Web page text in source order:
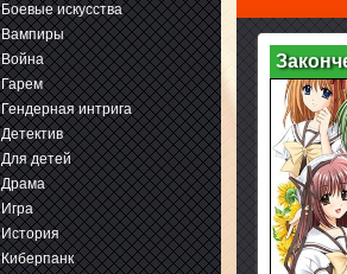
Боевые искусства
Вампиры
Война
Гарем
Гендерная интрига
Детектив
Для детей
Драма
Игра
История
Киберпанк